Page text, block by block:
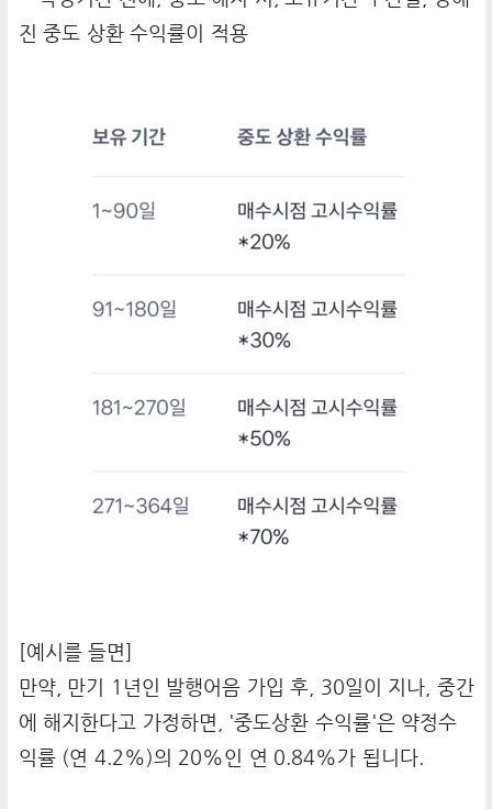
진 중도 상환 수익률이 적용
[예시를 들면]
만약, 만기 1년인 발행어음 가입 후, 30일이 지나, 중간
에 해지한다고 가정하면, '중도상환 수익률'은 약정수
익률 (연 4.2%)의 20%인 연 0.84%가 됩니다.